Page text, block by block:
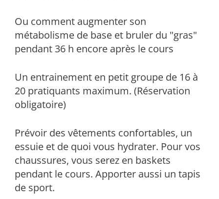
Ou comment augmenter son
métabolisme de base et bruler du "gras"
pendant 36 h encore après le cours
Un entrainement en petit groupe de 16 à
20 pratiquants maximum. (Réservation
obligatoire)
Prévoir des vêtements confortables, un
essuie et de quoi vous hydrater. Pour vos
chaussures, vous serez en baskets
pendant le cours. Apporter aussi un tapis
de sport.